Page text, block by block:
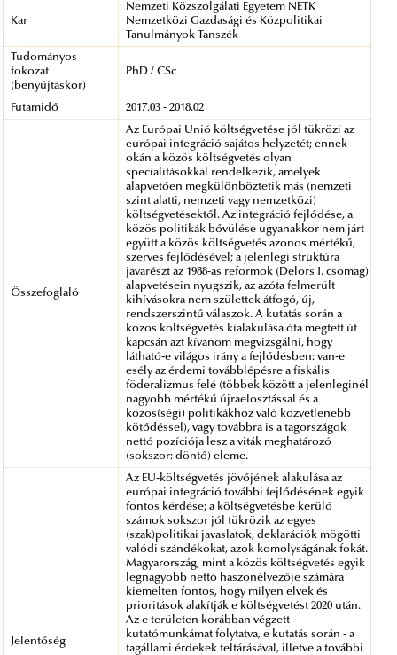
Kar
Nemzeti Közszolgálati Egyetem NETK
Nemzetközi Gazdasági és Közpolitikai
Tanulmányok Tanszék
Tudományos
fokozat
(benyújtáskor)
PhD / CSc
Futamidő 2017.03 - 2018.02
Összefoglaló
Az Európai Unió költségvetése jól tükrözi az
európai integráció sajátos helyzetét; ennek
okán a közös költségvetés olyan
specialitásokkal rendelkezik, amelyek
alapvetően megkülönböztetik más (nemzeti
szint alatti, nemzeti vagy nemzetközi)
költségvetésektől. Az integráció fejlődése, a
közös politikák bővülése ugyanakkor nem járt
együtt a közös költségvetés azonos mértékű,
szerves fejlődésével; a jelenlegi struktúra
javarészt az 1988-as reformok (Delors I. csomag)
alapvetésein nyugszik, az azóta felmerült
kihívásokra nem születtek átfogó, új,
rendszerszintű válaszok. A kutatás során a
közös költségvetés kialakulása óta megtett út
kapcsán azt kívánom megvizsgálni, hogy
látható-e világos irány a fejlődésben: van-e
esély az érdemi továbblépésre a fiskális
föderalizmus felé (többek között a jelenleginél
nagyobb mértékű újraelosztással és a
közös(ségi) politikákhoz való közvetlenebb
kötődéssel), vagy továbbra is a tagországok
nettó pozíciója lesz a viták meghatározó
(sokszor: döntő) eleme.
Jelentőség
Az EU-költségvetés jövőjének alakulása az
európai integráció további fejlődésének egyik
fontos kérdése; a költségvetésbe kerülő
számok sokszor jól tükrözik az egyes
(szak)politikai javaslatok, deklarációk mögötti
valódi szándékokat, azok komolyságának fokát.
Magyarország, mint a közös költségvetés egyik
legnagyobb nettó haszonélvezője számára
kiemelten fontos, hogy milyen elvek és
prioritások alakítják e költségvetést 2020 után.
Az e területen korábban végzett
kutatómunkámat folytatva, e kutatás során - a
tagállami érdekek feltárásával, illetve a további